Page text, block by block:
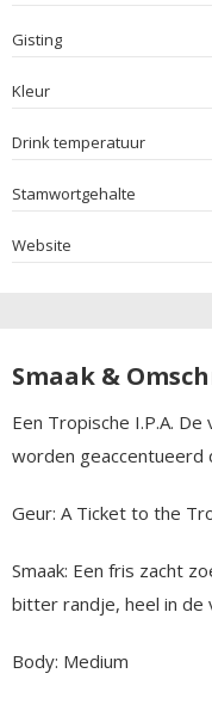
Gisting
Kleur
Drink temperatuur
Stamwortgehalte
Website
Smaak &
Een Tropische I.P.A.
worden geaccentueerd
Geur: A Ticket to the
Smaak: Een fris zacht
bitter randje, heel in de
Body: Medium